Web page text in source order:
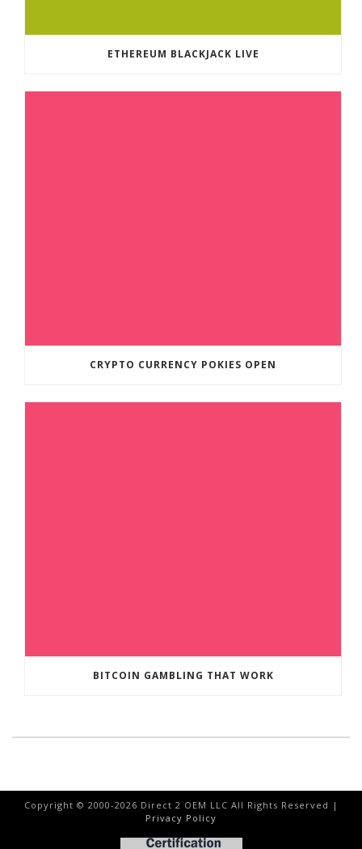
ETHEREUM BLACKJACK LIVE
CRYPTO CURRENCY POKIES OPEN
BITCOIN GAMBLING THAT WORK
Copyright © 2000-2026 Direct 2 OEM LLC All Rights Reserved |
Privacy Policy